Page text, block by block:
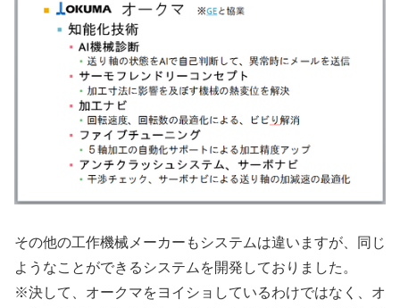
その他の工作機械メーカーもシステムは違いますが、同じ
ようなことができるシステムを開発しておりました。
※決して、オークマをヨイショしているわけではなく、オ